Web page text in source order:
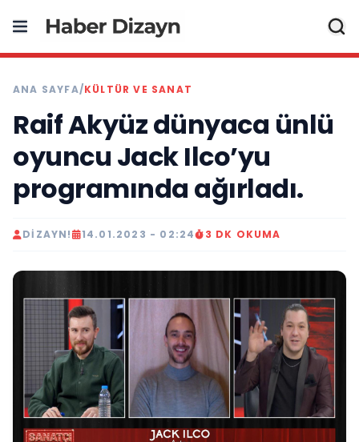
ANA SAYFA/KÜLTÜR VE SANAT
Raif Akyüz dünyaca ünlü
oyuncu Jack Ilco’yu
programında ağırladı.
DIZAYN! 14.01.2023 - 02:24 3 DK OKUMA